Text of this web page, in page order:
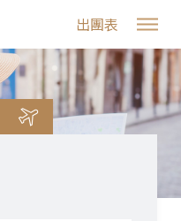
出團表